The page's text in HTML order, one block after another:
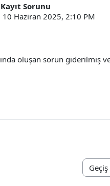
Sorunu
10 Haziran 2025, 2:10 PM
oluşan sorun giderilmiş
Geçiş